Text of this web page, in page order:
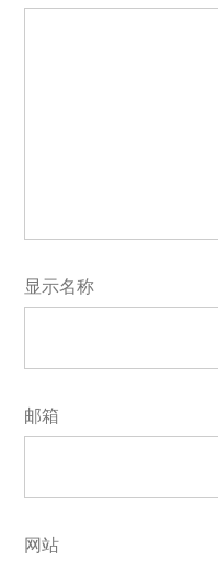
显示名称
邮箱
网站